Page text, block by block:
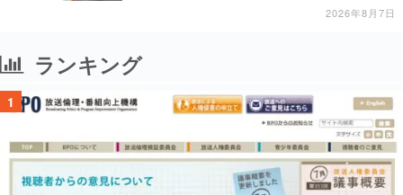
2026年8月7日
ランキング
1